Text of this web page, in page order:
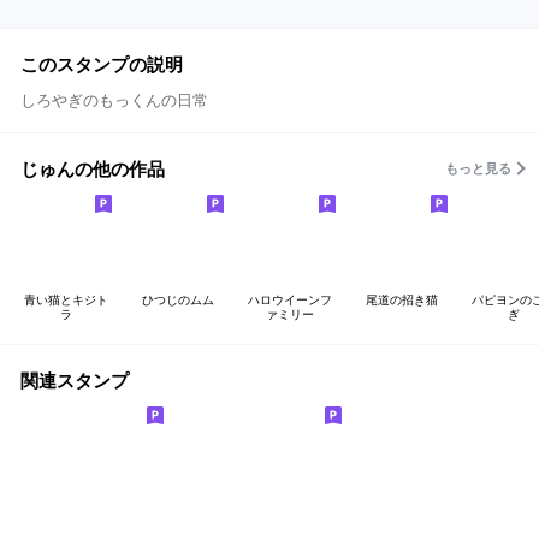
このスタンプの説明
しろやぎのもっくんの日常
じゅんの他の作品 もっと見る
青い猫とキジト
ラ
ひつじのムム
ハロウイーンフ
ァミリー
尾道の招き猫
パピヨンの
ぎ
関連スタンプ